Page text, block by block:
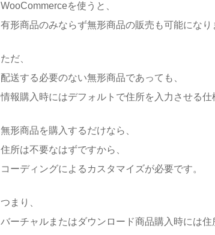
WooCommerceを使うと、
有形商品のみならず無形商品の販売も可能になり
ただ、
配送する必要のない無形商品であっても、
情報購入時にはデフォルトで住所を入力させる仕
無形商品を購入するだけなら、
住所は不要なはずですから、
コーディングによるカスタマイズが必要です。
つまり、
バーチャルまたはダウンロード商品購入時には住